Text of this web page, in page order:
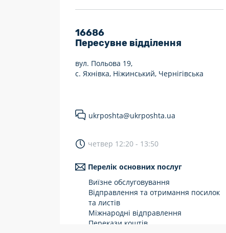
7 днів на тиждень
Працюють після 19:00
Працюють у вихідні
16686
Пересувне відділення
вул. Польова 19,
с. Яхнівка, Ніжинський, Чернігівська
ukrposhta@ukrposhta.ua
четвер 12:20 - 13:50
Перелік основних послуг
Виїзне обслуговування
Відправлення та отримання посилок
та листів
Міжнародні відправлення
Перекази коштів